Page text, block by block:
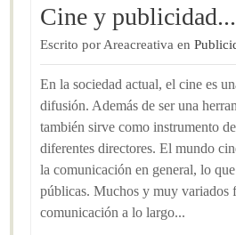
Cine y publicidad...
Escrito por Areacreativa en
En la sociedad actual, el cine es
difusión. Además de ser una
también sirve como instrumento
diferentes directores. El mundo
la comunicación en general, lo
públicas. Muchos y muy variados
comunicación a lo largo...